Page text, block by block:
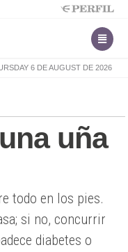
6 DE AUGUST DE 2026
uña
todo en los pies.
si no, concurrir
diabetes o